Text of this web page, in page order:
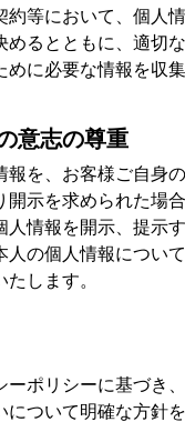
約等において、個人
るとともに、適切
めに必要な情報を収
意志の尊重
報を、お客様ご自身
開示を求められた場
情報を開示、提示
人の個人情報につい
します。
ーポリシーに基づき
について明確な方針